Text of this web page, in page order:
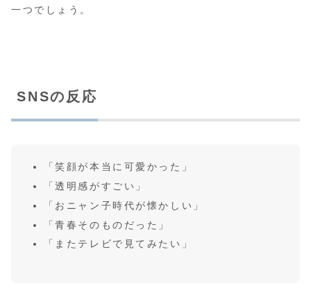
一つでしょう。
SNSの反応
「笑顔が本当に可愛かった」
「透明感がすごい」
「おニャン子時代が懐かしい」
「青春そのものだった」
「またテレビで見てみたい」